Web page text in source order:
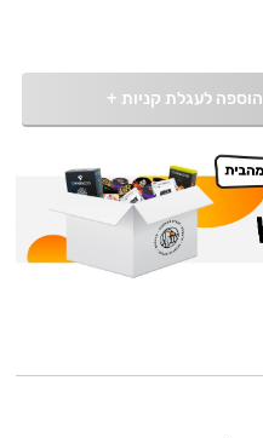
הוספה לעגלת קניות +